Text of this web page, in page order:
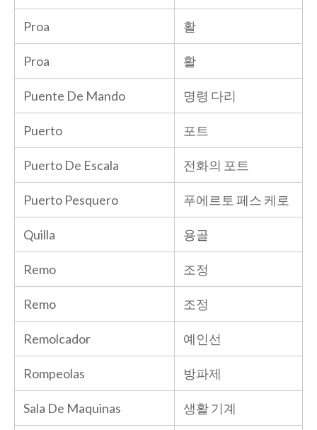
Proa 활
Proa 활
Puente De Mando 명령 다리
Puerto 포트
Puerto De Escala 전화의 포트
Puerto Pesquero 푸에르토 페스 케로
Quilla 용골
Remo 조정
Remo 조정
Remolcador 예인선
Rompeolas 방파제
Sala De Maquinas 생활 기계